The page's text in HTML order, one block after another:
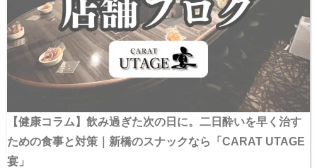
【健康コラム】飲み過ぎた次の日に。二日酔いを早く治す
ための食事と対策｜新橋のスナックなら「CARAT UTAGE
宴」